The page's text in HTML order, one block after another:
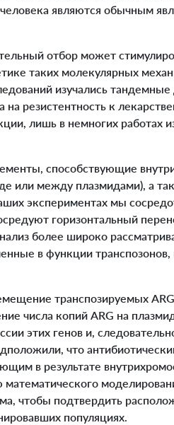
являются обычным
отбор может
таких молекулярных
изучались
на резистентность к
лишь в немногих работах
способствующие
или между плазмидами), а
экспериментах мы
горизонтальный
более широко
в функции транспозонов,
транспозируемых
числа копий ARG на
этих генов и,
что
в результате
чтобы подтвердить
популяциях.